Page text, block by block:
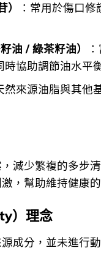
：常用於傷口
油 / 綠茶籽油）
協助調節油水平
來源油脂與其他
減少繁複的多步
，幫助維持健康
）理念
成分，並未進行